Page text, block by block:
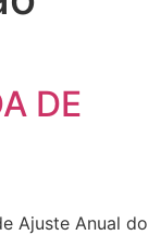
DE
Ajuste Anual do